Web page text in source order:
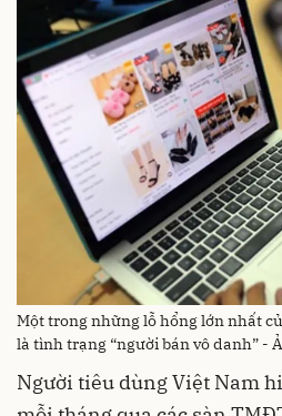
Một trong những lỗ hổng lớn nhất
là tình trạng “người bán vô danh” -
Người tiêu dùng Việt Nam